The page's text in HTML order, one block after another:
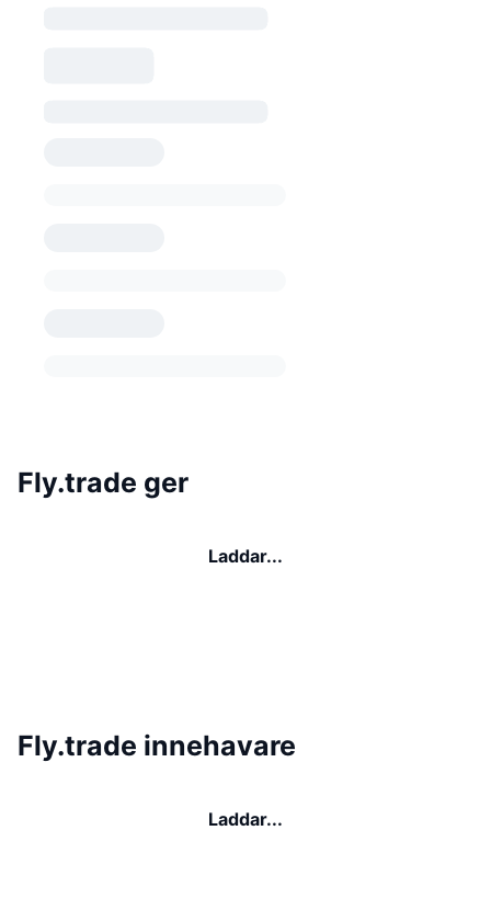
Fly.trade ger
Laddar...
Fly.trade innehavare
Laddar...